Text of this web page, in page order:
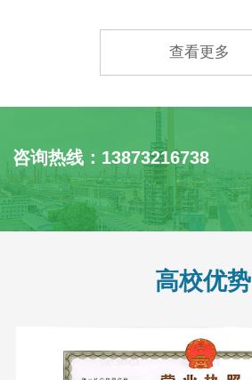
查看更多
咨询热线：13873216738
高校优势